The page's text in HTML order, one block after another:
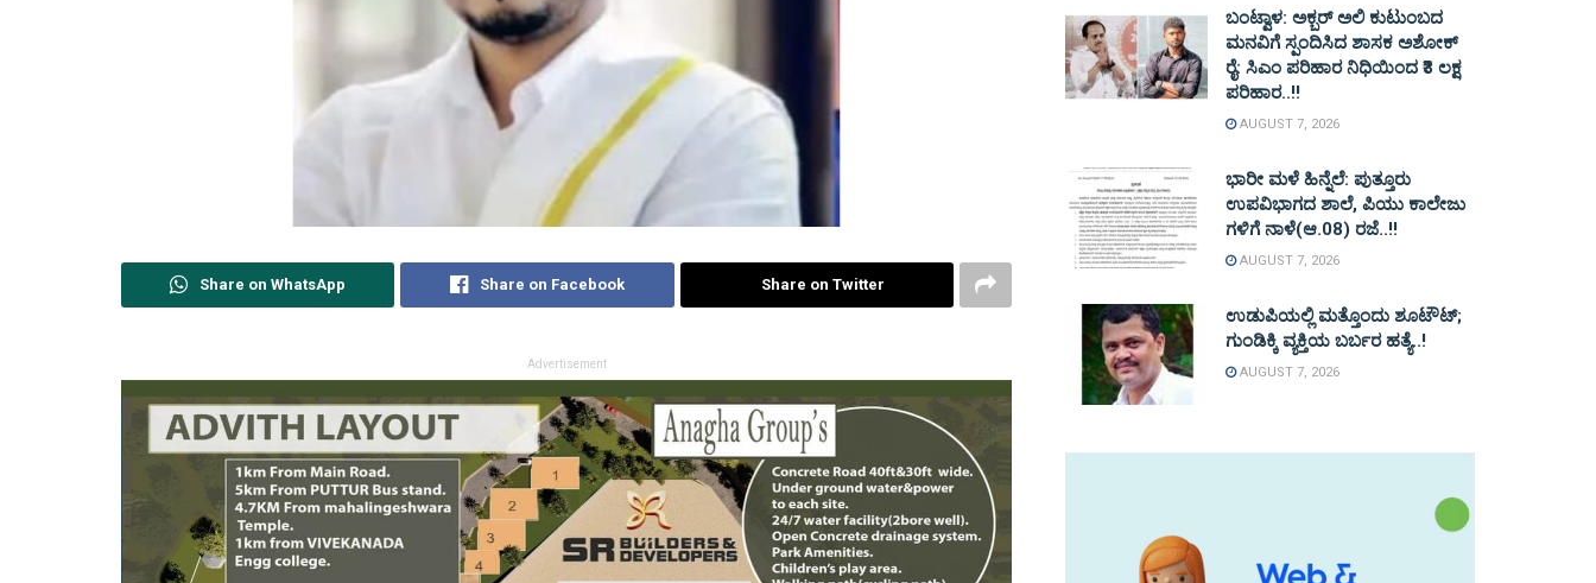
Share on WhatsApp Share on Facebook Share on Twitter
Advertisement
ಬಂಟ್ವಾಳ: ಅಕ್ಬರ್ ಅಲಿ ಕುಟುಂಬದ
ಮನವಿಗೆ ಸ್ಪಂದಿಸಿದ ಶಾಸಕ ಅಶೋಕ್
ರೈ: ಸಿಎಂ ಪರಿಹಾರ ನಿಧಿಯಿಂದ ₹3 ಲಕ್ಷ
ಪರಿಹಾರ..!!
AUGUST 7, 2026
ಭಾರೀ ಮಳೆ ಹಿನ್ನೆಲೆ: ಪುತ್ತೂರು
ಉಪವಿಭಾಗದ ಶಾಲೆ, ಪಿಯು ಕಾಲೇಜು
ಗಳಿಗೆ ನಾಳೆ(ಆ.08) ರಜೆ..!!
AUGUST 7, 2026
ಉಡುಪಿಯಲ್ಲಿ ಮತ್ತೊಂದು ಶೂಟೌಟ್‌;
ಗುಂಡಿಕ್ಕಿ ವ್ಯಕ್ತಿಯ ಬರ್ಬರ ಹತ್ಯೆ..!
AUGUST 7, 2026